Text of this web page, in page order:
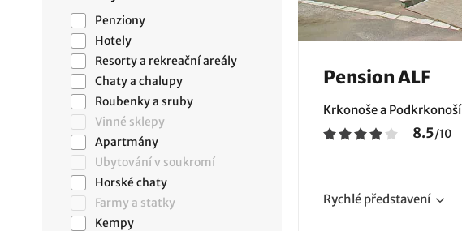
Penziony
Hotely
Resorty a rekreační areály
Chaty a chalupy
Roubenky a sruby
Vinné sklepy
Apartmány
Ubytování v soukromí
Horské chaty
Farmy a statky
Kempy
Pension ALF
Krkonoše a Podkrkonoší
8.5/10
Rychlé představení